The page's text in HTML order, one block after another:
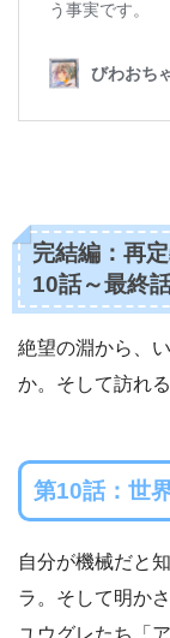
完結編：再
10話～最終話
絶望の淵から、
か。そして訪れ
第10話：世
自分が機械だと
ラ。そして明か